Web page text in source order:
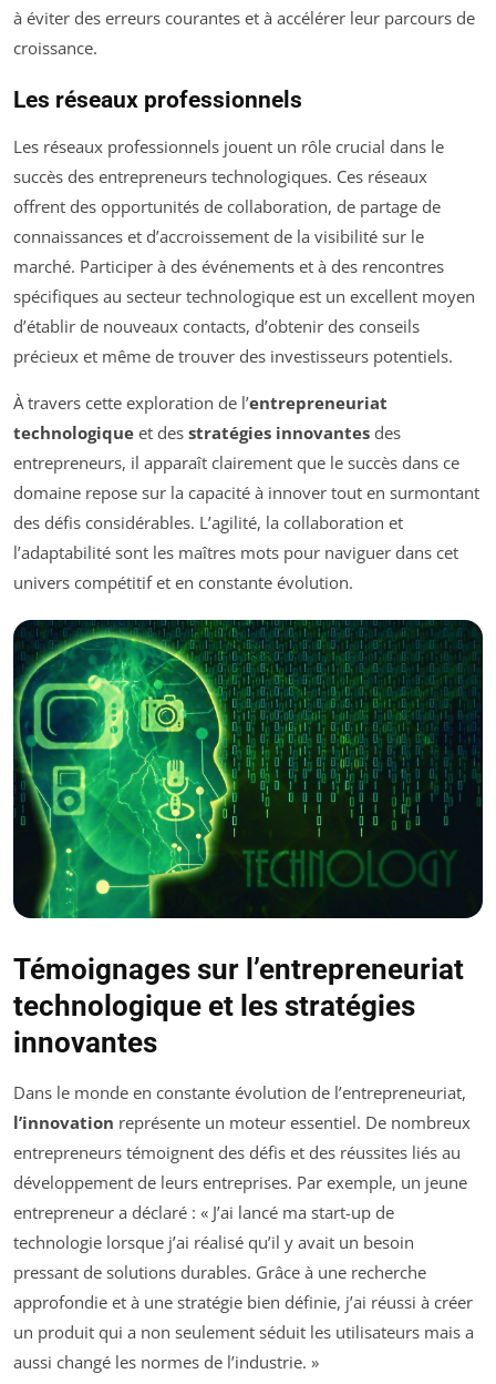
à éviter des erreurs courantes et à accélérer leur parcours de
croissance.
Les réseaux professionnels
Les réseaux professionnels jouent un rôle crucial dans le
succès des entrepreneurs technologiques. Ces réseaux
offrent des opportunités de collaboration, de partage de
connaissances et d’accroissement de la visibilité sur le
marché. Participer à des événements et à des rencontres
spécifiques au secteur technologique est un excellent moyen
d’établir de nouveaux contacts, d’obtenir des conseils
précieux et même de trouver des investisseurs potentiels.
À travers cette exploration de l’entrepreneuriat
technologique et des stratégies innovantes des
entrepreneurs, il apparaît clairement que le succès dans ce
domaine repose sur la capacité à innover tout en surmontant
des défis considérables. L’agilité, la collaboration et
l’adaptabilité sont les maîtres mots pour naviguer dans cet
univers compétitif et en constante évolution.
Témoignages sur l’entrepreneuriat
technologique et les stratégies
innovantes
Dans le monde en constante évolution de l’entrepreneuriat,
l’innovation représente un moteur essentiel. De nombreux
entrepreneurs témoignent des défis et des réussites liés au
développement de leurs entreprises. Par exemple, un jeune
entrepreneur a déclaré : « J’ai lancé ma start-up de
technologie lorsque j’ai réalisé qu’il y avait un besoin
pressant de solutions durables. Grâce à une recherche
approfondie et à une stratégie bien définie, j’ai réussi à créer
un produit qui a non seulement séduit les utilisateurs mais a
aussi changé les normes de l’industrie. »